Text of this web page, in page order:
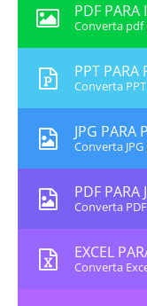
PDF PARA
Converta pdf
PPT PARA
Converta
JPG PARA
Converta
PDF PARA
Converta
EXCEL
Converta